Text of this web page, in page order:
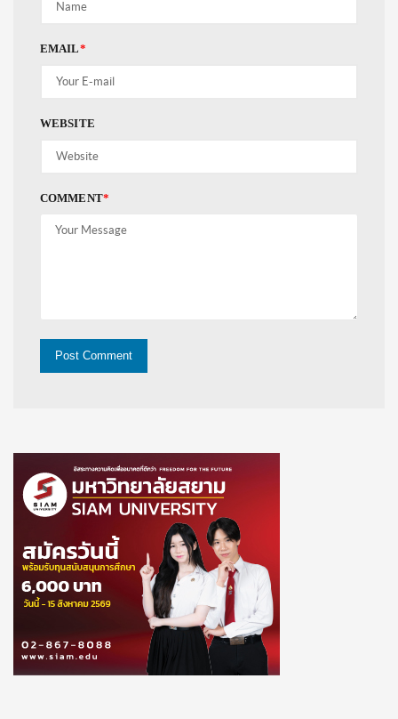
EMAIL*
WEBSITE
COMMENT*